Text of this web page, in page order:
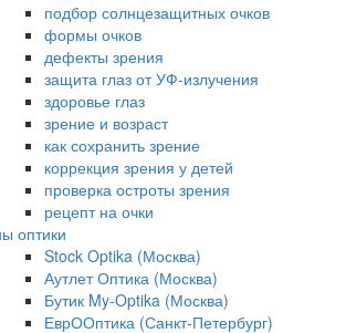
подбор солнцезащитных очков
формы очков
дефекты зрения
защита глаз от УФ-излучения
здоровье глаз
зрение и возраст
как сохранить зрение
коррекция зрения у детей
проверка остроты зрения
рецепт на очки
оптики
Stock Optika (Москва)
Аутлет Оптика (Москва)
Бутик My-Optika (Москва)
ЕврООптика (Санкт-Петербург)